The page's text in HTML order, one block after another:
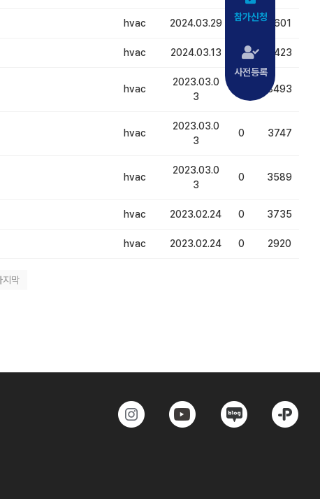
hvac 2024.03.29 2 3601
hvac 2024.03.13 0 3423
hvac
2023.03.0
3
8493
hvac
2023.03.0
3
0 3747
hvac
2023.03.0
3
0 3589
hvac 2023.02.24 0 3735
hvac 2023.02.24 0 2920
지막
참가신청
사전등록